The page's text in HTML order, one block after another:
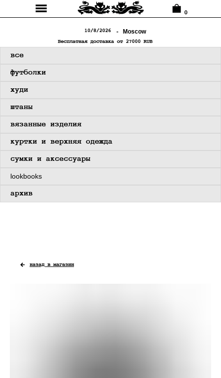
0
10/8/2026
Бесплатная доставка от 27000 RUB
-⠀ Moscow
⠀⠀все
⠀⠀футболки
⠀⠀куртки и верхняя одежда
⠀⠀штаны
⠀⠀сумки и аксессуары
⠀⠀архив
⠀⠀lookbooks
⠀⠀вязанные изделия
⠀⠀худи
назад в магазин